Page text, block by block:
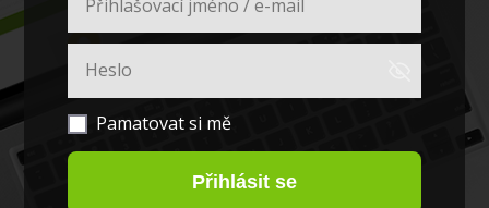
Pamatovat si mě
Přihlásit se